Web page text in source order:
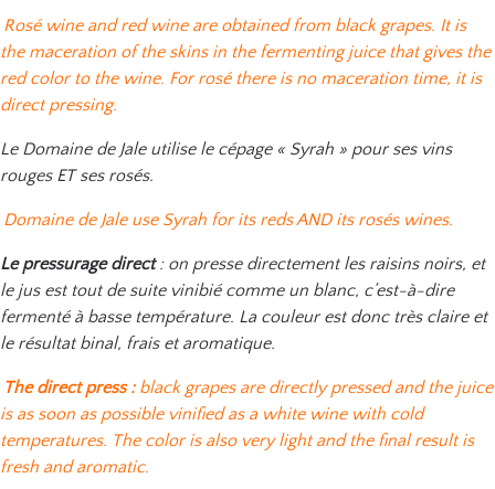
Rosé wine and red wine are obtained from black grapes. It is
the maceration of the skins in the fermenting juice that gives the
red color to the wine. For rosé there is no maceration time, it is
direct pressing.
Le Domaine de Jale utilise le cépage « Syrah » pour ses vins
rouges ET ses rosés.
Domaine de Jale use Syrah for its reds AND its rosés wines.
Le pressurage direct: on presse directement les raisins noirs, et
le jus est tout de suite vinibié comme un blanc, c’est-à-dire
fermenté à basse température. La couleur est donc très claire et
le résultat binal, frais et aromatique.
The direct press :black grapes are directly pressed and the juice
is as soon as possible vinified as a white wine with cold
temperatures. The color is also very light and the final result is
fresh and aromatic.